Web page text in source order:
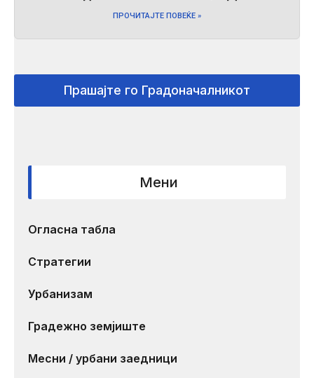
ПРОЧИТАЈТЕ ПОВЕЌЕ »
Прашајте го Градоначалникот
Мени
Огласна табла
Стратегии
Урбанизам
Градежно земјиште
Месни / урбани заедници